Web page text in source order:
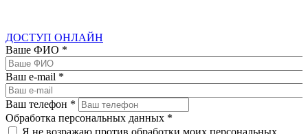
ДОСТУП ОНЛАЙН
Ваше ФИО *
Ваш e-mail *
Ваш телефон *
Обработка персональных данных *
Я не возражаю против обработки моих персональных